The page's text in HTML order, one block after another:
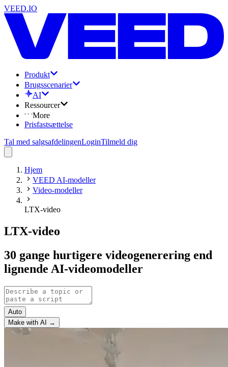
VEED.IO
Produkt
Brugsscenarier
AI
Ressourcer
More
Prisfastsættelse
Tal med salgsafdelingenLoginTilmeld dig
Hjem
VEED AI-modeller
Video-modeller
LTX-video
LTX-video
30 gange hurtigere videogenerering end
lignende AI-videomodeller
Auto
Make with AI →